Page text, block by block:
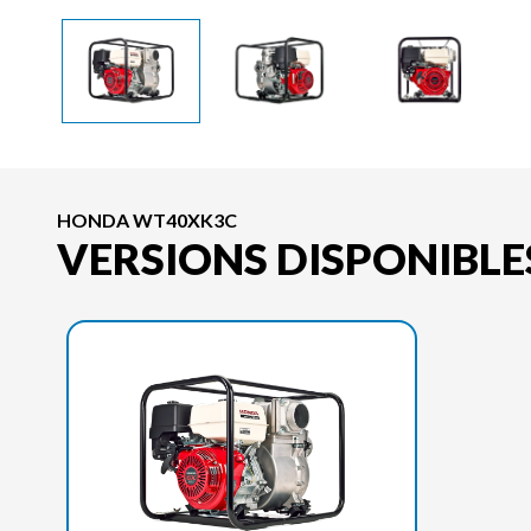
HONDA WT40XK3C
VERSIONS